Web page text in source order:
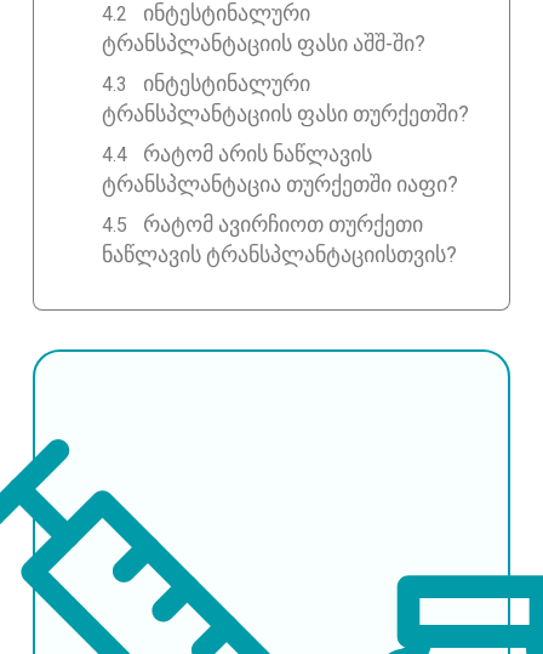
ინტესტინალური
ტრანსპლანტაციის ფასი აშშ-ში?
ინტესტინალური
ტრანსპლანტაციის ფასი თურქეთში?
რატომ არის ნაწლავის
ტრანსპლანტაცია თურქეთში იაფი?
რატომ ავირჩიოთ თურქეთი
ნაწლავის ტრანსპლანტაციისთვის?